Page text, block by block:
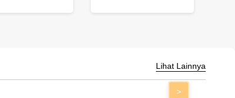
Lihat Lainnya
>